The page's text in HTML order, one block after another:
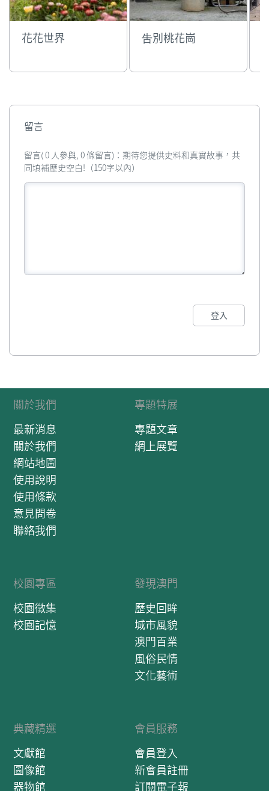
花花世界 吿別桃花崗
留言
留言( 0 人參與, 0 條留言)：期待您提供史料和真實故事，共
同填補歷史空白!（150字以內）
登入
關於我們
最新消息
關於我們
網站地圖
使用說明
使用條款
意見問卷
聯絡我們
專題特展
專題文章
網上展覽
校園專區
校園徵集
校園記憶
發現澳門
歷史回眸
城市風貌
澳門百業
風俗民情
文化藝術
典藏精選
文獻館
圖像館
器物館
會員服務
會員登入
新會員註冊
訂閱電子報